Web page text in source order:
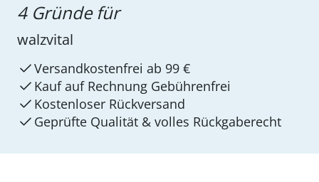
4 Gründe für
walzvital
Versandkostenfrei ab 99 €
Kauf auf Rechnung Gebührenfrei
Kostenloser Rückversand
Geprüfte Qualität & volles Rückgaberecht